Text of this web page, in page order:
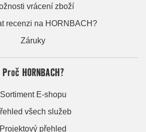
vrácení zboží
recenzi na HORNBACH?
Záruky
Proč HORNBACH?
Sortiment E-shopu
všech služeb
Projektový přehled